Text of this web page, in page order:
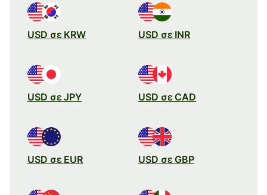
USD σε KRW USD σε INR
USD σε JPY USD σε CAD
USD σε EUR USD σε GBP